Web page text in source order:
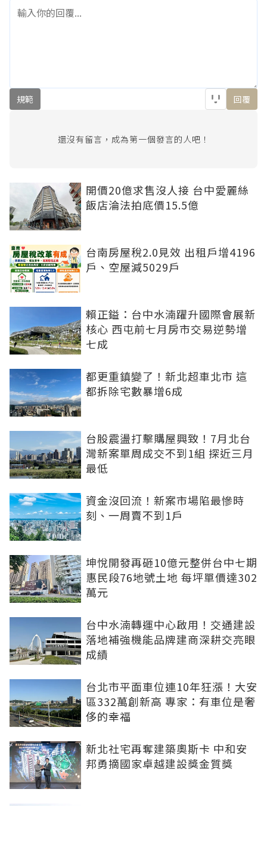
規範 回覆
還沒有留言，成為第一個發言的人吧！
開價20億求售沒人接 台中愛麗絲
飯店淪法拍底價15.5億
台南房屋稅2.0見效 出租戶增4196
戶、空屋減5029戶
賴正鎰：台中水湳躍升國際會展新
核心 西屯前七月房市交易逆勢增
七成
都更重鎮變了！新北超車北市 這
都拆除宅數暴增6成
台股震盪打擊購屋興致！7月北台
灣新案單周成交不到1組 探近三月
最低
資金沒回流！新案市場陷最慘時
刻、一周賣不到1戶
坤悅開發再砸10億元整併台中七期
惠民段76地號土地 每坪單價達302
萬元
台中水湳轉運中心啟用！交通建設
落地補強機能品牌建商深耕交亮眼
成績
台北市平面車位連10年狂漲！大安
區332萬創新高 專家：有車位是奢
侈的幸福
新北社宅再奪建築奧斯卡 中和安
邦勇摘國家卓越建設獎金質獎